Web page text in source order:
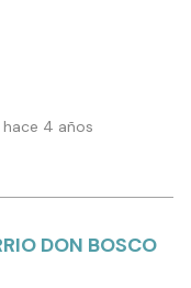
4 años
DON BOSCO